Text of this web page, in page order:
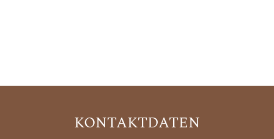
KONTAKTDATEN